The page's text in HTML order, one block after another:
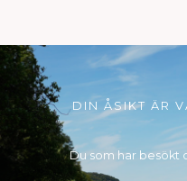
DIN ÅSIKT ÄR
Du som har besökt